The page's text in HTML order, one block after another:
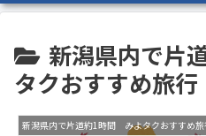
新潟県内で片
タクおすすめ旅行
新潟県内で片道約1時間 みよタクおすすめ旅